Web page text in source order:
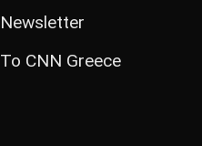
Newsletter
Το CNN Greece